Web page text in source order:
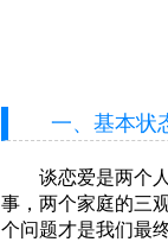
一、基本状
谈恋爱是两个人
事，两个家庭的三
个问题才是我们最